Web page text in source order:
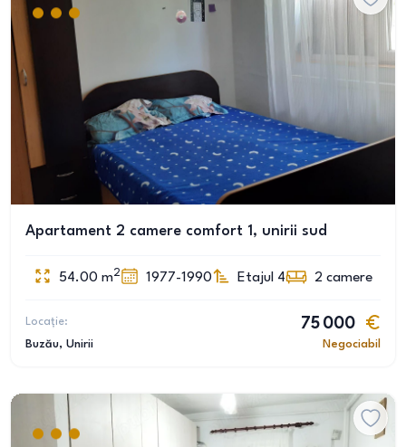
Apartament 2 camere comfort 1, unirii sud
54.00 m2 1977-1990 Etajul 4 2 camere
Locație:
Buzău, Unirii
75 000
Negociabil